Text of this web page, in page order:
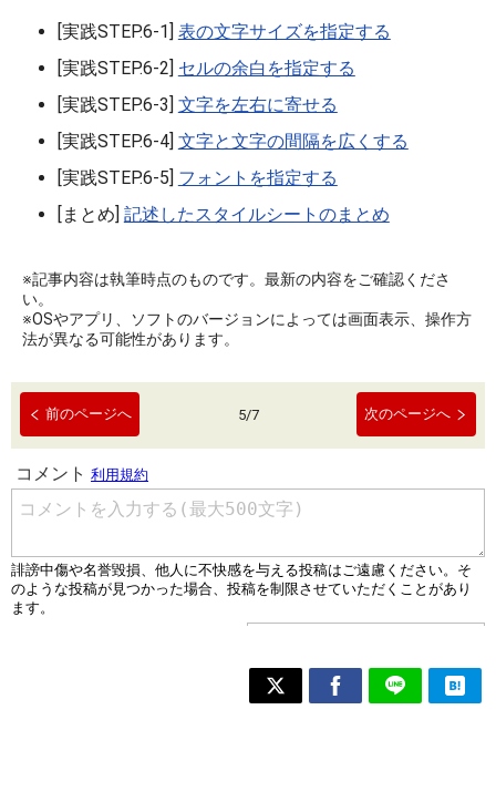
[実践STEP.6-1] 表の文字サイズを指定する
[実践STEP.6-2] セルの余白を指定する
[実践STEP.6-3] 文字を左右に寄せる
[実践STEP.6-4] 文字と文字の間隔を広くする
[実践STEP.6-5] フォントを指定する
[まとめ] 記述したスタイルシートのまとめ
※記事内容は執筆時点のものです。最新の内容をご確認くださ
い。
※OSやアプリ、ソフトのバージョンによっては画面表示、操作方
法が異なる可能性があります。
前のページへ 5/7 次のページへ